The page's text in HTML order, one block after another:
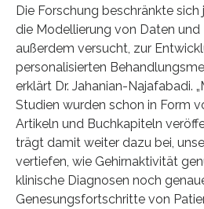
Die Forschung beschränkte
die Modellierung von Daten und
außerdem versucht, zur
personalisierten
erklärt Dr. Jahanian-Najafabadi.
Studien wurden schon in Form
Artikeln und Buchkapiteln
trägt damit weiter dazu bei,
vertiefen, wie Gehirnaktivität
klinische Diagnosen noch
Genesungsfortschritte von